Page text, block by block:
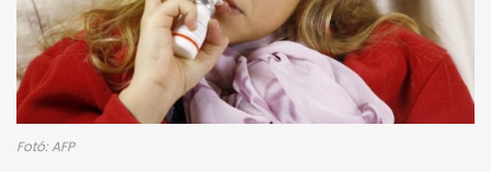
Fotó: AFP